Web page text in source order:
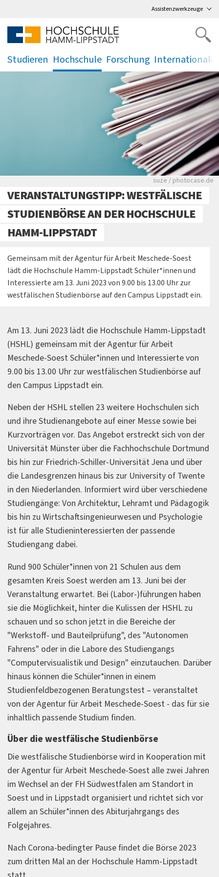
Assistenzwerkzeuge
Studieren
.
Hochschule
.
Forschung
. .
Viele Zeitungen.
suze / photocase.de
VERANSTALTUNGSTIPP: WESTFÄLISCHE
STUDIENBÖRSE AN DER HOCHSCHULE
HAMM-LIPPSTADT
Gemeinsam mit der Agentur für Arbeit Meschede-Soest
lädt die Hochschule Hamm-Lippstadt Schüler*innen und
Interessierte am 13. Juni 2023 von 9.00 bis 13.00 Uhr zur
westfälischen Studienbörse auf den Campus Lippstadt ein.
Am 13. Juni 2023 lädt die Hochschule Hamm-Lippstadt
(HSHL) gemeinsam mit der Agentur für Arbeit
Meschede-Soest Schüler*innen und Interessierte von
9.00 bis 13.00 Uhr zur westfälischen Studienbörse auf
den Campus Lippstadt ein.
Neben der HSHL stellen 23 weitere Hochschulen sich
und ihre Studienangebote auf einer Messe sowie bei
Kurzvorträgen vor. Das Angebot erstreckt sich von der
Universität Münster über die Fachhochschule Dortmund
bis hin zur Friedrich-Schiller-Universität Jena und über
die Landesgrenzen hinaus bis zur University of Twente
in den Niederlanden. Informiert wird über verschiedene
Studiengänge: Von Architektur, Lehramt und Pädagogik
bis hin zu Wirtschaftsingenieurwesen und Psychologie
ist für alle Studieninteressierten der passende
Studiengang dabei.
Rund 900 Schüler*innen von 21 Schulen aus dem
gesamten Kreis Soest werden am 13. Juni bei der
Veranstaltung erwartet. Bei (Labor-)führungen haben
sie die Möglichkeit, hinter die Kulissen der HSHL zu
schauen und so schon jetzt in die Bereiche der
"Werkstoff- und Bauteilprüfung", des "Autonomen
Fahrens" oder in die Labore des Studiengangs
"Computervisualistik und Design" einzutauchen. Darüber
hinaus können die Schüler*innen in einem
Studienfeldbezogenen Beratungstest – veranstaltet
von der Agentur für Arbeit Meschede-Soest - das für sie
inhaltlich passende Studium finden.
Über die westfälische Studienbörse
Die westfälische Studienbörse wird in Kooperation mit
der Agentur für Arbeit Meschede-Soest alle zwei Jahren
im Wechsel an der FH Südwestfalen am Standort in
Soest und in Lippstadt organisiert und richtet sich vor
allem an Schüler*innen des Abiturjahrgangs des
Folgejahres.
Nach Corona-bedingter Pause findet die Börse 2023
zum dritten Mal an der Hochschule Hamm-Lippstadt